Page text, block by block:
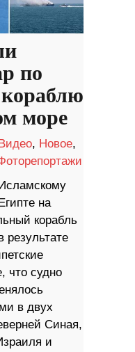
по
море
Видео, Новое,
на
корабль
что судно
в двух
Синая,
и